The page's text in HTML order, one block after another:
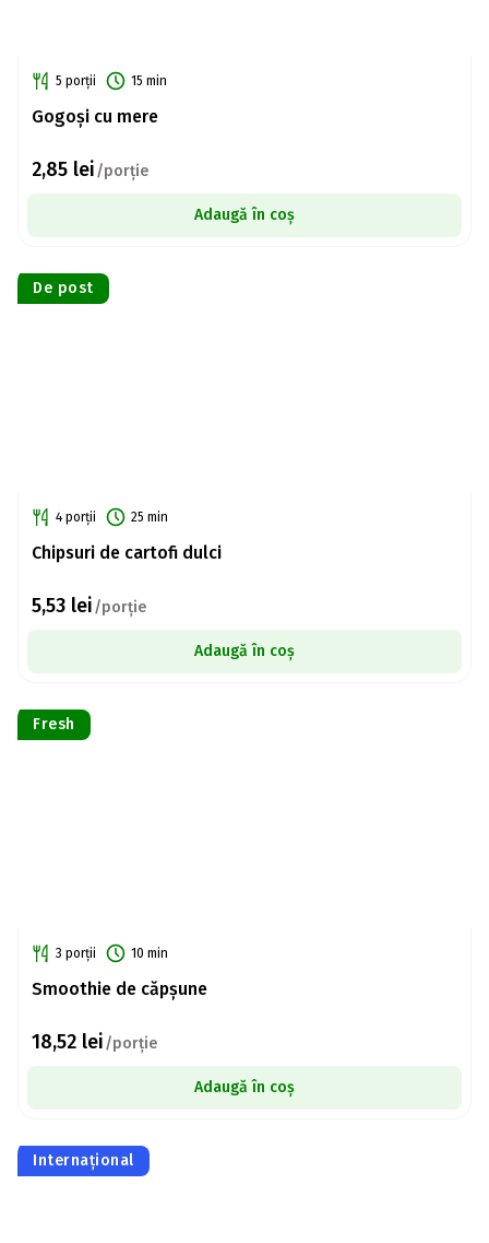
5 porții 15 min
Gogoși cu mere
2,85 lei/porție
Adaugă în coș
De post
4 porții 25 min
Chipsuri de cartofi dulci
5,53 lei/porție
Adaugă în coș
Fresh
3 porții 10 min
Smoothie de căpșune
18,52 lei/porție
Adaugă în coș
Internațional